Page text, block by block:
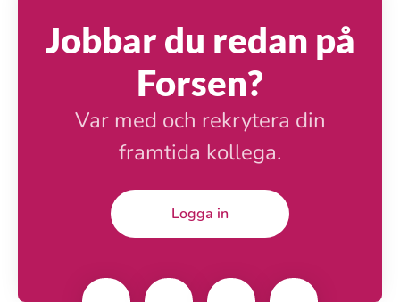
Jobbar du redan på
Forsen?
Var med och rekrytera din
framtida kollega.
Logga in